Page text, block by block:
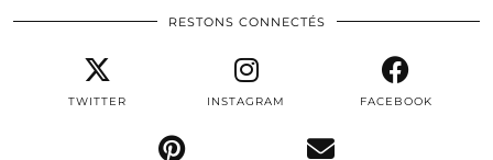
RESTONS CONNECTÉS
TWITTER INSTAGRAM FACEBOOK